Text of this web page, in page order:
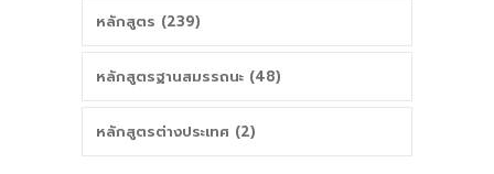
หลักสูตร (239)
หลักสูตรฐานสมรรถนะ (48)
หลักสูตรต่างประเทศ (2)